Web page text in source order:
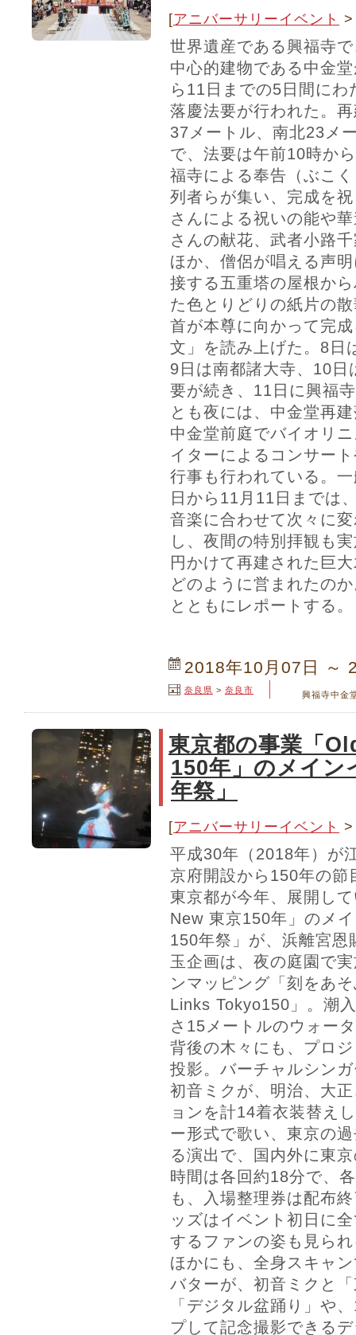
[アニバーサリーイベント
世界遺産である興福寺
中心的建物である中金
ら11日までの5日間に
落慶法要が行われた。
37メートル、南北23メ
で、法要は午前10時か
福寺による奉告（ぶこ
列者らが集い、完成を
さんによる祝いの能や
さんの献花、武者小路
ほか、僧侶が唱える声
接する五重塔の屋根か
た色とりどりの紙片の
首が本尊に向かって完
文」を読み上げた。8日
9日は南都諸大寺、10
要が続き、11日に興福
とも夜には、中金堂再
中金堂前庭でバイオリ
イターによるコンサー
行事も行われている。
日から11月11日までは
音楽に合わせて次々に
し、夜間の特別拝観も
円かけて再建された巨
どのように営まれたの
とともにレポートする。
2018年10月07日 ～
奈良県 > 奈良市 興福寺中金
東京都の事業「
150年」のメイン
年祭」
[アニバーサリーイベント
平成30年（2018年）が
京府開設から150年の
東京都が今年、展開し
New 東京150年」のメ
150年祭」が、浜離宮
玉企画は、夜の庭園で
ンマッピング「刻をあ
Links Tokyo150」。潮
さ15メートルのウォー
背後の木々にも、プロ
投影。バーチャルシン
初音ミクが、明治、大
ョンを計14着衣装替え
ー形式で歌い、東京の
る演出で、国内外に東
時間は各回約18分で、
も、入場整理券は配布
ッズはイベント初日に
するファンの姿も見ら
ほかにも、全身スキャ
バターが、初音ミクと
「デジタル盆踊り」や
プして記念撮影できる